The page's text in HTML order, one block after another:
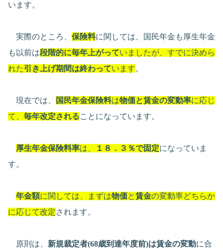
います。
実際のところ、 保険料に関しては、国民年金も厚生年金
も以前は段階的に毎年上がっていましたが、すでに決めら
れた引き上げ期間は終わっています。
現在では、 国民年金保険料は物価と賃金の変動率に応じ
て、 毎年改定されることになっています。
厚生年金保険料率は、 １８．３％で固定になっていま
す。
年金額に関しては、まずは物価と賃金の変動率どちらか
に応じて改定されます。
原則は、 新規裁定者(68歳到達年度前)は賃金の変動に合